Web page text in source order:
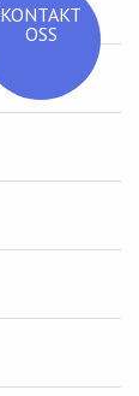
KONTAKT
OSS